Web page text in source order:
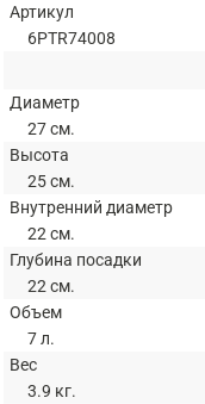
Артикул
6PTR74008
Диаметр
27 см.
Высота
25 см.
Внутренний диаметр
22 см.
Глубина посадки
22 см.
Объем
7 л.
Вес
3.9 кг.